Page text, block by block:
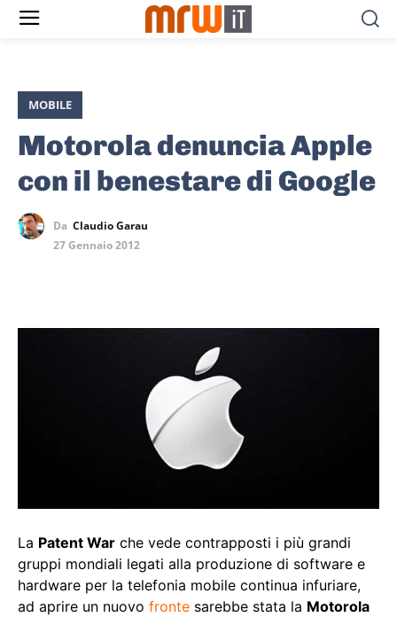
MOBILE
Motorola denuncia Apple
con il benestare di Google
Da Claudio Garau
27 Gennaio 2012
La Patent War che vede contrapposti i più grandi
gruppi mondiali legati alla produzione di software e
hardware per la telefonia mobile continua infuriare,
ad aprire un nuovo fronte sarebbe stata la Motorola